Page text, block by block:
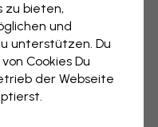
1 Seiten
zu bieten,
und
unterstützen. Du
Cookies Du
der Webseite